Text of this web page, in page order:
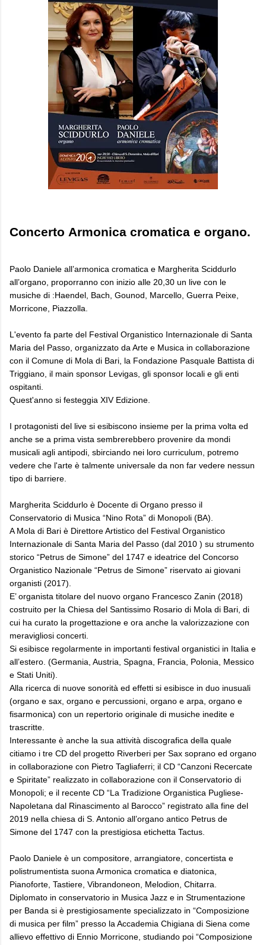
Concerto Armonica cromatica e organo.
Paolo Daniele all’armonica cromatica e Margherita Sciddurlo
all’organo, proporranno con inizio alle 20,30 un live con le
musiche di :Haendel, Bach, Gounod, Marcello, Guerra Peixe,
Morricone, Piazzolla.
L'evento fa parte del Festival Organistico Internazionale di Santa
Maria del Passo, organizzato da Arte e Musica in collaborazione
con il Comune di Mola di Bari, la Fondazione Pasquale Battista di
Triggiano, il main sponsor Levigas, gli sponsor locali e gli enti
ospitanti.
Quest'anno si festeggia XIV Edizione.
I protagonisti del live si esibiscono insieme per la prima volta ed
anche se a prima vista sembrerebbero provenire da mondi
musicali agli antipodi, sbirciando nei loro curriculum, potremo
vedere che l'arte è talmente universale da non far vedere nessun
tipo di barriere.
Margherita Sciddurlo è Docente di Organo presso il
Conservatorio di Musica “Nino Rota” di Monopoli (BA).
A Mola di Bari è Direttore Artistico del Festival Organistico
Internazionale di Santa Maria del Passo (dal 2010 ) su strumento
storico “Petrus de Simone” del 1747 e ideatrice del Concorso
Organistico Nazionale “Petrus de Simone” riservato ai giovani
organisti (2017).
E’ organista titolare del nuovo organo Francesco Zanin (2018)
costruito per la Chiesa del Santissimo Rosario di Mola di Bari, di
cui ha curato la progettazione e ora anche la valorizzazione con
meravigliosi concerti.
Si esibisce regolarmente in importanti festival organistici in Italia e
all’estero. (Germania, Austria, Spagna, Francia, Polonia, Messico
e Stati Uniti).
Alla ricerca di nuove sonorità ed effetti si esibisce in duo inusuali
(organo e sax, organo e percussioni, organo e arpa, organo e
fisarmonica) con un repertorio originale di musiche inedite e
trascritte.
Interessante è anche la sua attività discografica della quale
citiamo i tre CD del progetto Riverberi per Sax soprano ed organo
in collaborazione con Pietro Tagliaferri; il CD “Canzoni Recercate
e Spiritate” realizzato in collaborazione con il Conservatorio di
Monopoli; e il recente CD “La Tradizione Organistica Pugliese-
Napoletana dal Rinascimento al Barocco” registrato alla fine del
2019 nella chiesa di S. Antonio all’organo antico Petrus de
Simone del 1747 con la prestigiosa etichetta Tactus.
Paolo Daniele è un compositore, arrangiatore, concertista e
polistrumentista suona Armonica cromatica e diatonica,
Pianoforte, Tastiere, Vibrandoneon, Melodion, Chitarra.
Diplomato in conservatorio in Musica Jazz e in Strumentazione
per Banda si è prestigiosamente specializzato in “Composizione
di musica per film” presso la Accademia Chigiana di Siena come
allievo effettivo di Ennio Morricone, studiando poi “Composizione